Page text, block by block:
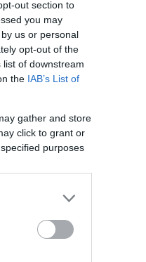
out section to
you may
us or personal
opt-out of the
of downstream
the IAB’s List of
gather and store
click to grant or
purposes